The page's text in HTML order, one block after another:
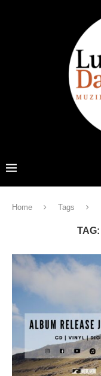
Home Tags
TAG: